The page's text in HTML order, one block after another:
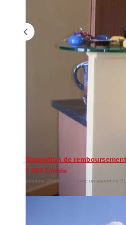
Simulation de
1 434 €/mois
pendant 20 ans à 2% avec un apport de 31